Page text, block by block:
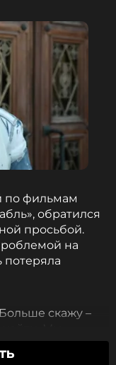
по фильмам
обратился
просьбой.
на
скажу –
отыскать,
Курцын в